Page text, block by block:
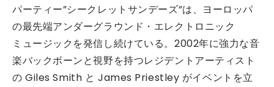
パーティー”シークレットサンデーズ”は、ヨーロッパ
の最先端アンダーグラウンド・エレクトロニック
ミュージックを発信し続けている。2002年に強力な音
楽バックボーンと視野を持つレジデントアーティスト
の Giles Smith と James Priestley がイベントを立